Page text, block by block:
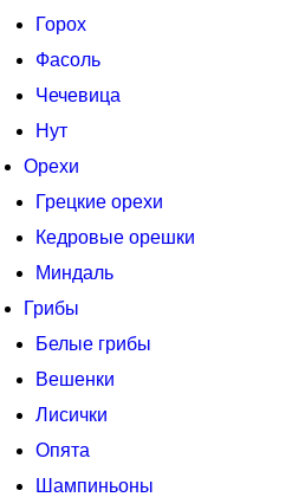
Горох
Фасоль
Чечевица
Нут
Орехи
Грецкие орехи
Кедровые орешки
Миндаль
Грибы
Белые грибы
Вешенки
Лисички
Опята
Шампиньоны